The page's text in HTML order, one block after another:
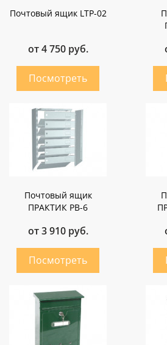
Почтовый ящик LTP-02
от 4 750 руб.
Почтовый ящик
ПРАКТИК PB-6
от 3 910 руб.